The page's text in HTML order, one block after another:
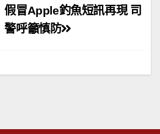
假冒Apple釣魚短訊再現 司
警呼籲慎防